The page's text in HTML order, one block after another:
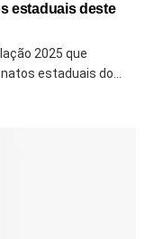
estaduais deste
2025 que
estaduais do...